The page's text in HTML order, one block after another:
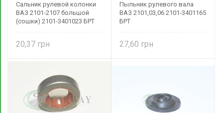
Сальник рулевой колонки
ВАЗ 2101-2107 большой
(сошки) 2101-3401023 БРТ
20,37
Пыльник рулевого вала
ВАЗ 2101,03,06 2101-3401165
БРТ
27,60